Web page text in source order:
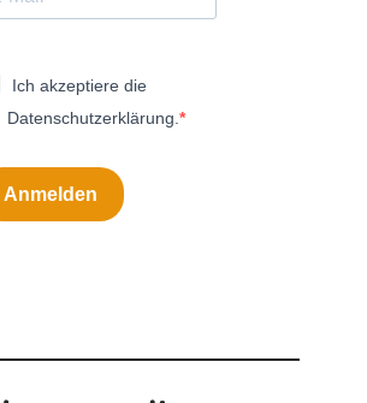
Ich akzeptiere die
Datenschutzerklärung.
Anmelden